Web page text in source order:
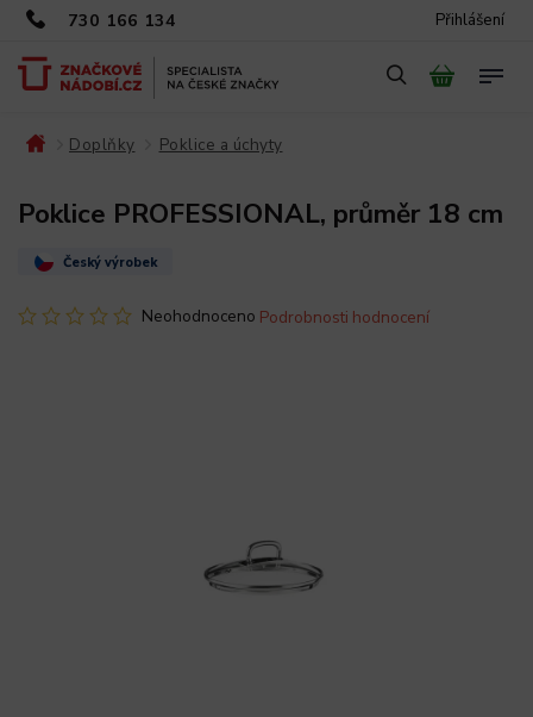
730 166 134 Přihlášení
Doplňky Poklice a úchyty
Poklice PROFESSIONAL, průměr 18 cm
Český výrobek
Neohodnoceno Podrobnosti hodnocení